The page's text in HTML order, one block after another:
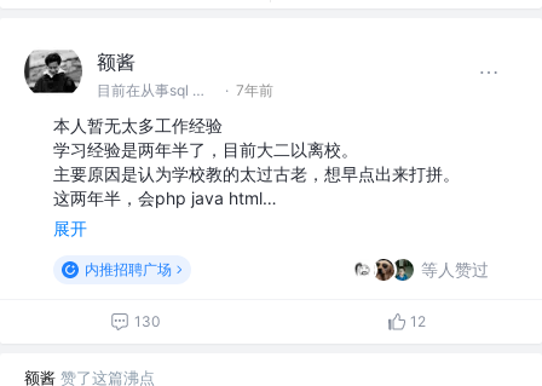
额酱
目前在从事sql @没有 · 7年前
本人暂无太多工作经验
学习经验是两年半了，目前大二以离校。
主要原因是认为学校教的太过古老，想早点出来打拼。
这两年半，会php java html…
展开
内推招聘广场 等人赞过
130 12
额酱 赞了这篇沸点